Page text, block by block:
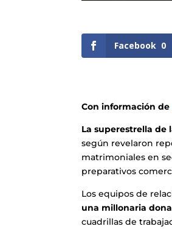
Facebook 0
Con información de
La superestrella de
según revelaron
matrimoniales en
preparativos
Los equipos de
una millonaria
cuadrillas de